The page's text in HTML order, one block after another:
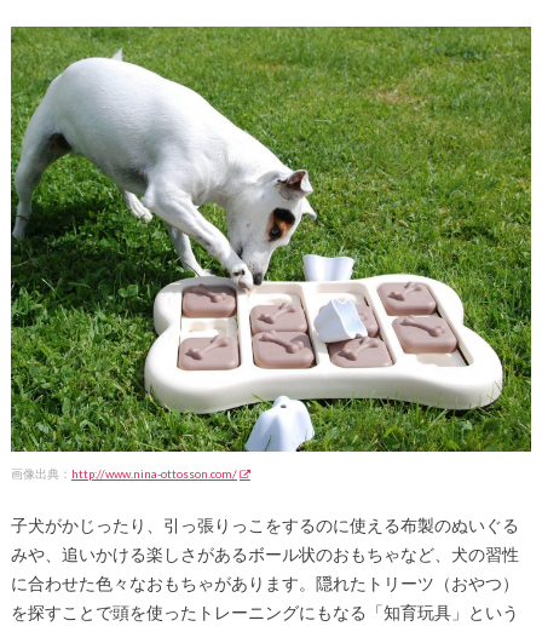
画像出典： http://www.nina-ottosson.com/
子犬がかじったり、引っ張りっこをするのに使える布製のぬいぐる
みや、追いかける楽しさがあるボール状のおもちゃなど、犬の習性
に合わせた色々なおもちゃがあります。隠れたトリーツ（おやつ）
を探すことで頭を使ったトレーニングにもなる「知育玩具」という